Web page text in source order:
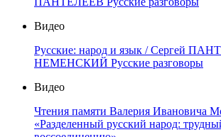
Видео
Русские: народ и язык / Сергей
НЕМЕНСКИЙ Русские разговоры
Видео
Чтения памяти Валерия Ивановича
«Разделенный русский народ: